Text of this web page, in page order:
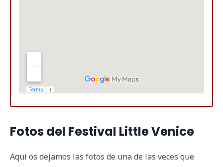
Fotos del Festival Little Venice
Aquí os dejamos las fotos de una de las veces que